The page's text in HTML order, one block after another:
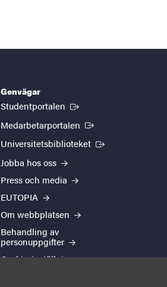
Genvägar
Studentportalen (Extern länk)
Medarbetarportalen (Extern länk)
Universitetsbiblioteket (Extern länk)
Jobba hos oss
Press och media
EUTOPIA
Om webbplatsen
Behandling av
personuppgifter
Cookie-inställningar